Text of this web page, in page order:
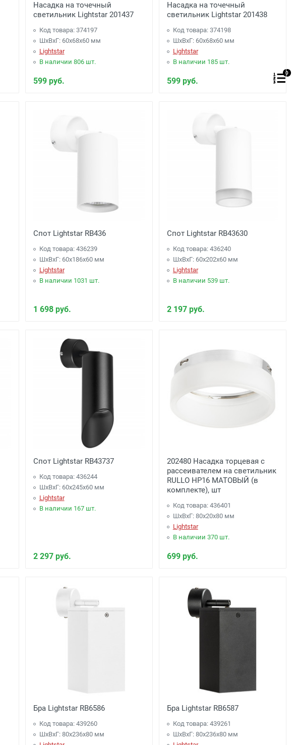
Насадка на точечный
светильник Lightstar 201437
Код товара: 374197
ШхВхГ: 60x68x60 мм
Lightstar
В наличии 806 шт.
599 руб.
Насадка на точечный
светильник Lightstar 201438
Код товара: 374198
ШхВхГ: 60x68x60 мм
Lightstar
В наличии 185 шт.
599 руб.
Спот Lightstar RB436
Код товара: 436239
ШхВхГ: 60x186x60 мм
Lightstar
В наличии 1031 шт.
1 698 руб.
Спот Lightstar RB43630
Код товара: 436240
ШхВхГ: 60x202x60 мм
Lightstar
В наличии 539 шт.
2 197 руб.
Спот Lightstar RB43737
Код товара: 436244
ШхВхГ: 60x245x60 мм
Lightstar
В наличии 167 шт.
2 297 руб.
202480 Насадка торцевая с
рассеивателем на светильник
RULLO HP16 МАТОВЫЙ (в
комплекте), шт
Код товара: 436401
ШхВхГ: 80x20x80 мм
Lightstar
В наличии 370 шт.
699 руб.
Бра Lightstar RB6586
Код товара: 439260
ШхВхГ: 80x236x80 мм
Бра Lightstar RB6587
Код товара: 439261
ШхВхГ: 80x236x80 мм
0